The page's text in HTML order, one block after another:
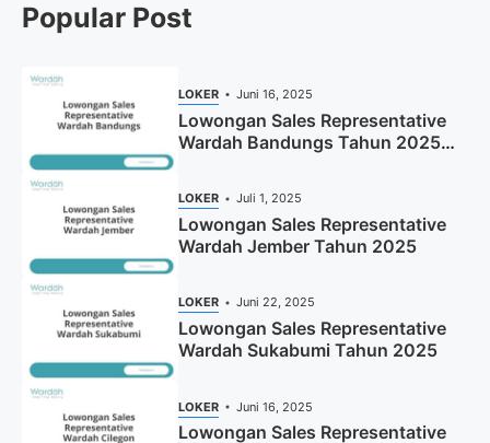
Popular Post
LOKER Juni 16, 2025
Lowongan Sales Representative
Wardah Bandungs Tahun 2025
LOKER Juli 1, 2025
Lowongan Sales Representative
Wardah Jember Tahun 2025
LOKER Juni 22, 2025
Lowongan Sales Representative
Wardah Sukabumi Tahun 2025
LOKER Juni 16, 2025
Lowongan Sales Representative